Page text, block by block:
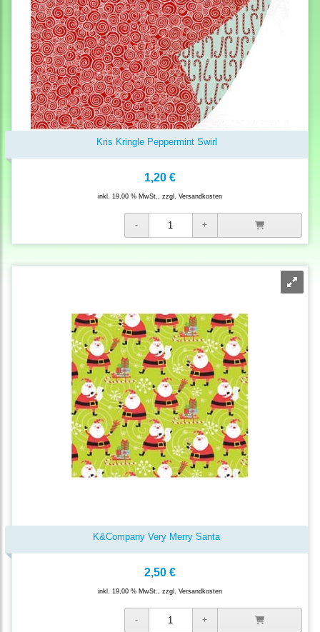
Kris Kringle Peppermint Swirl
1,20 €
inkl. 19,00 % MwSt., zzgl. Versandkosten
K&Company Very Merry Santa
2,50 €
inkl. 19,00 % MwSt., zzgl. Versandkosten